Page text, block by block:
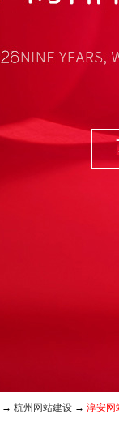
→ 杭州网站建设 → 淳安网